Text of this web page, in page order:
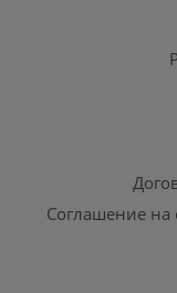
Соглашение на